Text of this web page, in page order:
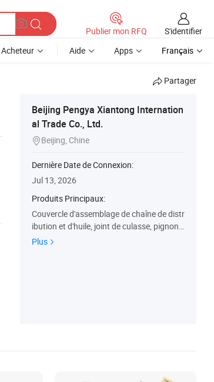
Publier mon RFQ
S'identifier
Acheteur Aide Apps Français
Partager
Beijing Pengya Xiantong Internation
al Trade Co., Ltd.
Beijing, Chine
Dernière Date de Connexion:
Jul 13, 2026
Produits Principaux:
Couvercle d'assemblage de chaîne de distr
ibution et d'huile, joint de culasse, pignon
de chaîne de distribution, assemblage de j
Plus